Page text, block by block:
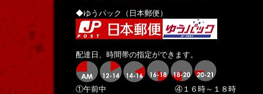
◆ゆうパック（日本郵便）
配達日、時間帯の指定ができます。
①午前中 ④１６時～１８時